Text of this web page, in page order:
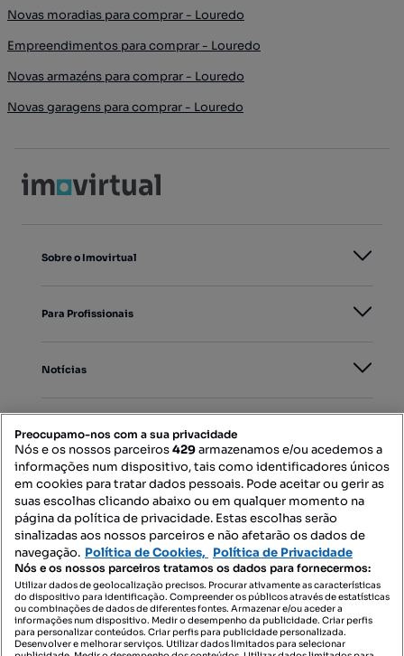
Novas moradias para comprar - Louredo
Empreendimentos para comprar - Louredo
Novas armazéns para comprar - Louredo
Novas garagens para comprar - Louredo
Sobre o Imovirtual
Para Profissionais
Notícias
Mapa do Site
Contacte-nos
SIGA-NOS:
Preocupamo-nos com a sua privacidade
Nós e os nossos parceiros429armazenamos e/ou acedemos a
informações num dispositivo, tais como identificadores únicos
em cookies para tratar dados pessoais. Pode aceitar ou gerir as
suas escolhas clicando abaixo ou em qualquer momento na
página da política de privacidade. Estas escolhas serão
sinalizadas aos nossos parceiros e não afetarão os dados de
navegação. Política de Cookies, Política de Privacidade
Nós e os nossos parceiros tratamos os dados para fornecermos:
Utilizar dados de geolocalização precisos. Procurar ativamente as características
do dispositivo para identificação. Compreender os públicos através de estatísticas
ou combinações de dados de diferentes fontes. Armazenar e/ou aceder a
informações num dispositivo. Medir o desempenho da publicidade. Criar perfis
para personalizar conteúdos. Criar perfis para publicidade personalizada.
Desenvolver e melhorar serviços. Utilizar dados limitados para selecionar